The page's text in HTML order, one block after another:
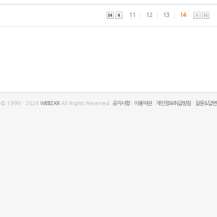
11 12 13 14
© 1999 - 2026 WEBZ.KRAll Rights Reserved. 공지사항 이용약관 개인정보취급방침 질문&답변